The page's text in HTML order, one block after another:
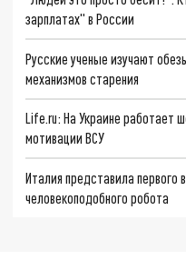
зарплатах" в России
Русские ученые изучают
механизмов старения
Life.ru: На Украине работает
мотивации ВСУ
Италия представила первого
человекоподобного робота